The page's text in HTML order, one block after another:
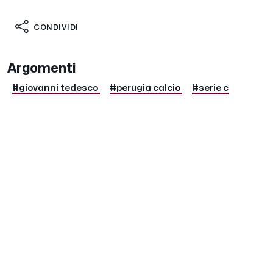
CONDIVIDI
Argomenti
#giovanni tedesco #perugia calcio #serie c